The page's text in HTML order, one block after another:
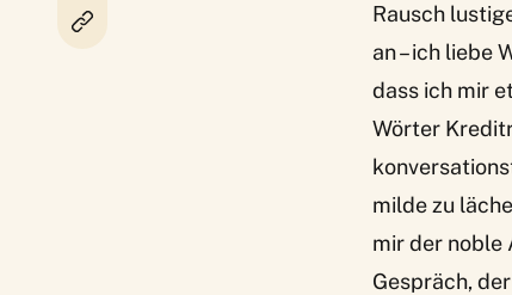
Rausch
an – ich liebe
dass ich mir
Wörter
milde zu
mir der noble
Gespräch,